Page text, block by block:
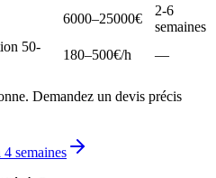
6000–25000€
2-6
semaines
50-
180–500€/h —
Demandez un devis précis
4 semaines